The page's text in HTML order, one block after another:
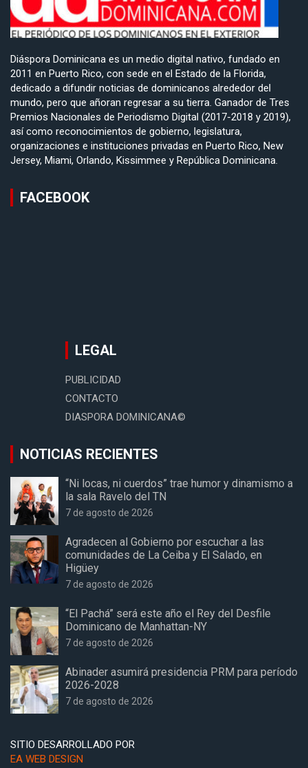
Diáspora Dominicana es un medio digital nativo, fundado en
2011 en Puerto Rico, con sede en el Estado de la Florida,
dedicado a difundir noticias de dominicanos alrededor del
mundo, pero que añoran regresar a su tierra. Ganador de Tres
Premios Nacionales de Periodismo Digital (2017-2018 y 2019),
así como reconocimientos de gobierno, legislatura,
organizaciones e instituciones privadas en Puerto Rico, New
Jersey, Miami, Orlando, Kissimmee y República Dominicana.
FACEBOOK
LEGAL
PUBLICIDAD
CONTACTO
DIASPORA DOMINICANA©
NOTICIAS RECIENTES
“Ni locas, ni cuerdos” trae humor y dinamismo a
la sala Ravelo del TN
7 de agosto de 2026
Agradecen al Gobierno por escuchar a las
comunidades de La Ceiba y El Salado, en
Higüey
7 de agosto de 2026
“El Pachá” será este año el Rey del Desfile
Dominicano de Manhattan-NY
7 de agosto de 2026
Abinader asumirá presidencia PRM para período
2026-2028
7 de agosto de 2026
SITIO DESARROLLADO POR
EA WEB DESIGN